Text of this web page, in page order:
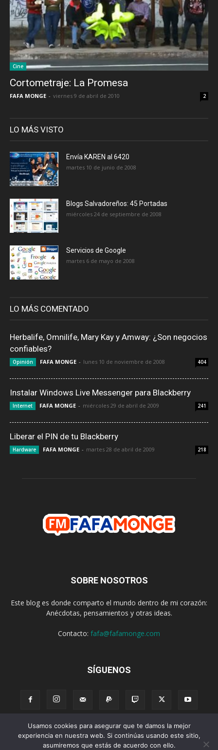
Cine
Cortometraje: La Promesa
FAFA MONGE - viernes 9 de abril de 2010 2
LO MÁS VISTO
Envía KAREN al 6420
martes 10 de junio de 2008
Blogs Salvadoreños: 45 Portadas
miércoles 24 de septiembre de 2008
Servicios de Google
martes 6 de mayo de 2008
LO MÁS COMENTADO
Herbalife, Omnilife, Mary Kay y Amway: ¿Son negocios
confiables?
Opinión FAFA MONGE - lunes 10 de noviembre de 2008 404
Instalar Windows Live Messenger para Blackberry
Internet FAFA MONGE - miércoles 29 de abril de 2009 241
Liberar el PIN de tu Blackberry
Hardware FAFA MONGE - martes 28 de abril de 2009 218
SOBRE NOSOTROS
Este blog es donde comparto el mundo dentro de mi corazón:
Anécdotas, pensamientos y otras ideas.
Contacto: fafa@fafamonge.com
SÍGUENOS
Acerca de Donar Radio Podcast Contenido
Publicidad
Suscribirse
Privacidad Términos y Condiciones
Usamos cookies para asegurar que te damos la mejor
experiencia en nuestra web. Si continúas usando este sitio,
asumiremos que estás de acuerdo con ello.